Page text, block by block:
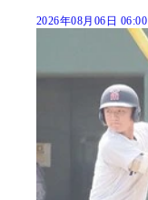
2026年08月06日 06:00